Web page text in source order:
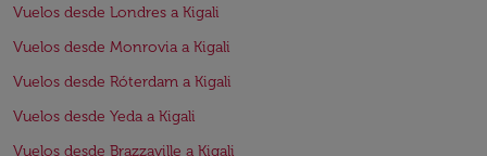
Vuelos desde Londres a Kigali
Vuelos desde Monrovia a Kigali
Vuelos desde Róterdam a Kigali
Vuelos desde Yeda a Kigali
Vuelos desde Brazzaville a Kigali